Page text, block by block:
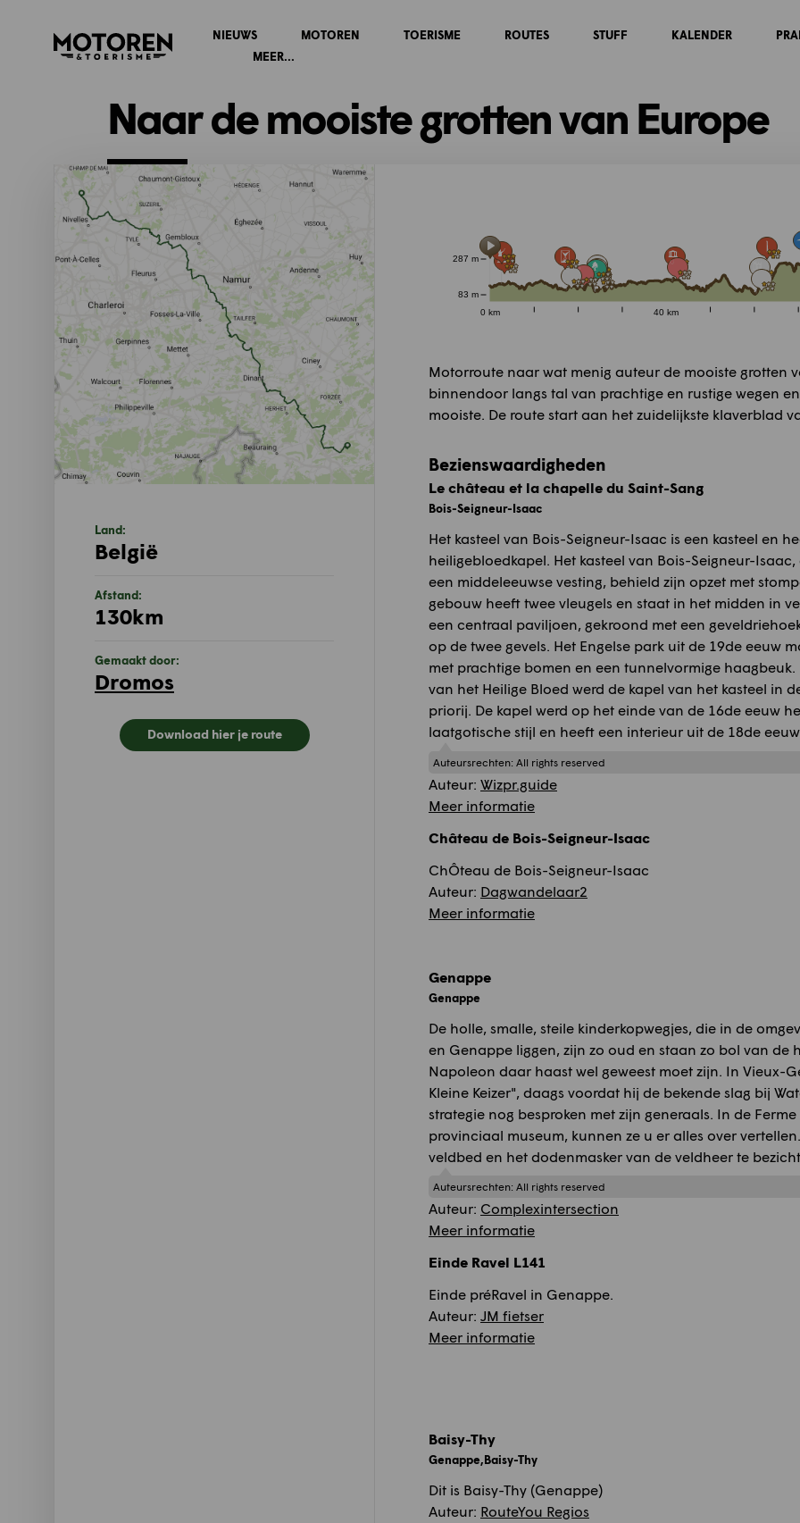
Homepage
NIEUWS MOTOREN TOERISME ROUTES STUFF KALENDER
MEER...
Naar de mooiste grotten van Europe
0 km 40 km
83 m
287 m
Motorroute naar wat menig auteur de mooiste grotten
binnendoor langs tal van prachtige en rustige wegen
mooiste. De route start aan het zuidelijkste klaverblad
Bezienswaardigheden
Le château et la chapelle du Saint-Sang
Bois-Seigneur-Isaac
Het kasteel van Bois-Seigneur-Isaac is een kasteel en
heiligebloedkapel. Het kasteel van Bois-Seigneur-
een middeleeuwse vesting, behield zijn opzet met
gebouw heeft twee vleugels en staat in het midden in
een centraal paviljoen, gekroond met een
op de twee gevels. Het Engelse park uit de 19de eeuw
met prachtige bomen en een tunnelvormige haagbeuk.
van het Heilige Bloed werd de kapel van het kasteel in
priorij. De kapel werd op het einde van de 16de eeuw
laatgotische stijl en heeft een interieur uit de 18de
Auteursrechten: All rights reserved
Auteur: Wizpr.guide
Meer informatie
Château de Bois-Seigneur-Isaac
ChÔteau de Bois-Seigneur-Isaac
Auteur: Dagwandelaar2
Meer informatie
Genappe
Genappe
De holle, smalle, steile kinderkopwegjes, die in de
en Genappe liggen, zijn zo oud en staan zo bol van de
Napoleon daar haast wel geweest moet zijn. In Vieux-
Kleine Keizer", daags voordat hij de bekende slag bij
strategie nog besproken met zijn generaals. In de
provinciaal museum, kunnen ze u er alles over
veldbed en het dodenmasker van de veldheer te
Auteursrechten: All rights reserved
Auteur: Complexintersection
Meer informatie
Einde Ravel L141
Einde préRavel in Genappe.
Auteur: JM fietser
Meer informatie
Baisy-Thy
Genappe,Baisy-Thy
Dit is Baisy-Thy (Genappe)
Auteur: RouteYou Regios
Land:
België
Afstand:
130km
Gemaakt door:
Dromos
Download hier je route